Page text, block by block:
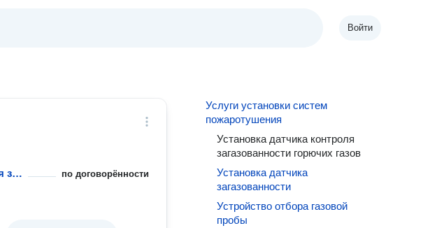
Войти
Установка датчика контроля загазованности горючих газов по договорённости
Услуги установки систем
пожаротушения
Установка датчика контроля
загазованности горючих газов
Установка датчика
загазованности
Устройство отбора газовой
пробы